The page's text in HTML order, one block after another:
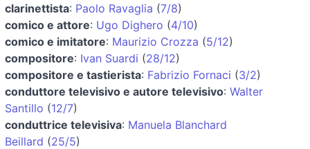
clarinettista: Paolo Ravaglia (7/8)
comico e attore: Ugo Dighero (4/10)
comico e imitatore: Maurizio Crozza (5/12)
compositore: Ivan Suardi (28/12)
compositore e tastierista: Fabrizio Fornaci (3/2)
conduttore televisivo e autore televisivo: Walter
Santillo (12/7)
conduttrice televisiva: Manuela Blanchard
Beillard (25/5)